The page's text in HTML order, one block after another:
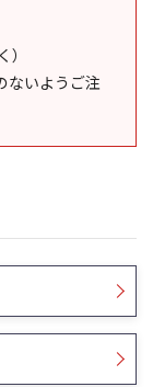
ないようご注